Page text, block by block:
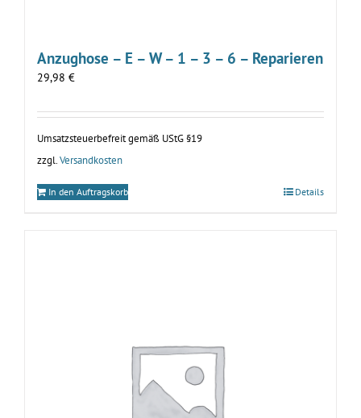
Anzughose – E – W – 1 – 3 – 6 – Reparieren
29,98 €
Umsatzsteuerbefreit gemäß UStG §19
zzgl.Versandkosten
In den Auftragskorb Details